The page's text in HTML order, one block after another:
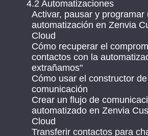
4.2 Automatizaciones
Activar, pausar y programar
automatización en Zenvia
Cloud
Cómo recuperar el
contactos con la
extrañamos"
Cómo usar el constructor
comunicación
Crear un flujo de
automatizado en Zenvia
Cloud
Transferir contactos para